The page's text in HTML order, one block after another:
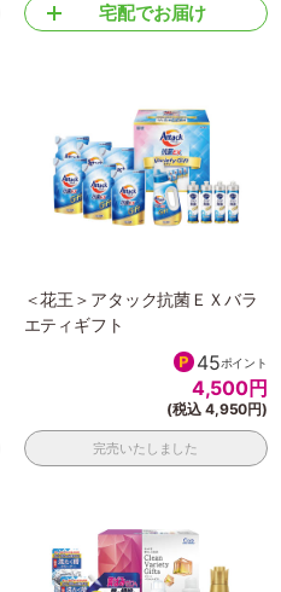
宅配でお届け
＜花王＞アタック抗菌ＥＸバラ
エティギフト
45ポイント
4,500円
(税込 4,950円)
完売いたしました